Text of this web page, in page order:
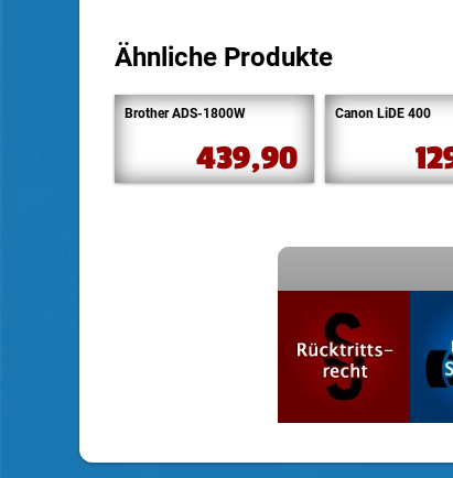
Ähnliche Produkte
Brother ADS-1800W
439,90
Canon LiDE 400